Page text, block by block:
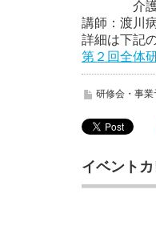
介護士と
講師：渡
詳細は下記
第２回全体
研修会・事業
イベント